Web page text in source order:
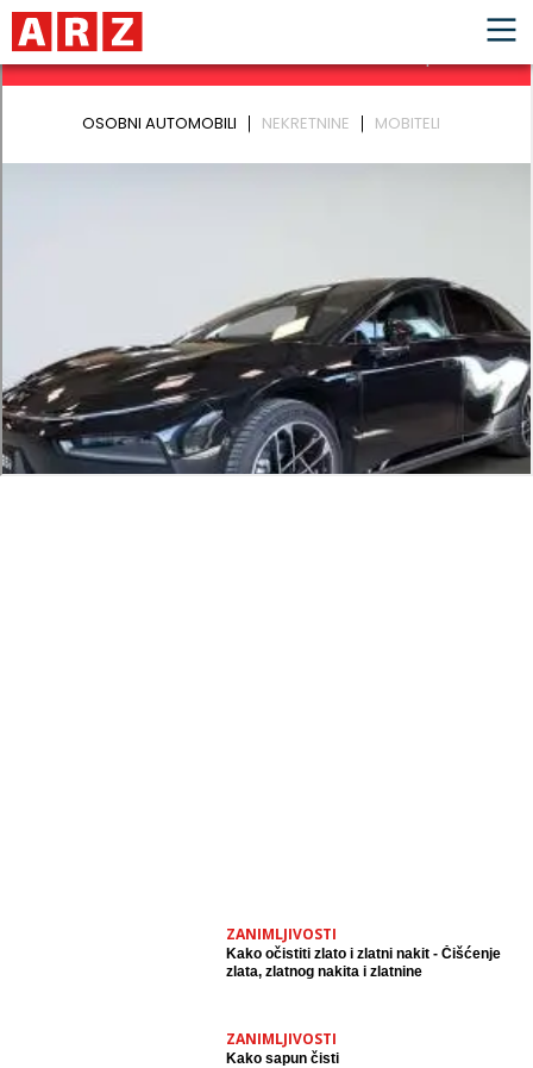
ZANIMLJIVOSTI
Kako očistiti zlato i zlatni nakit - Čišćenje
zlata, zlatnog nakita i zlatnine
ZANIMLJIVOSTI
Kako sapun čisti